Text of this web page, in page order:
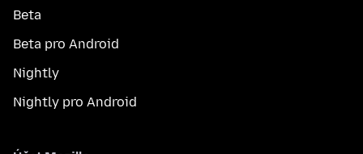
Beta
Beta pro Android
Nightly
Nightly pro Android